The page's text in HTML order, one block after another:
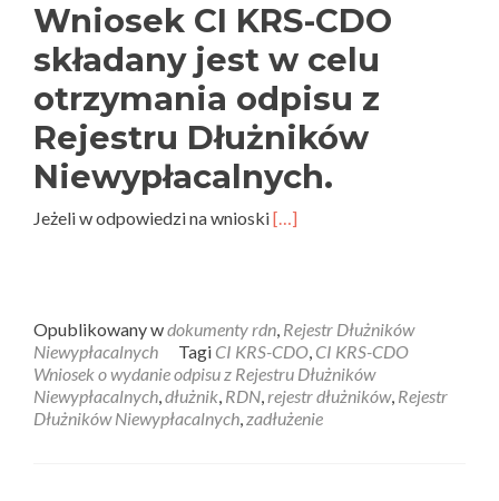
Wniosek CI KRS-CDO
składany jest w celu
otrzymania odpisu z
Rejestru Dłużników
Niewypłacalnych.
Jeżeli w odpowiedzi na wnioski[…]
Opublikowany wdokumenty rdn, Rejestr Dłużników
Niewypłacalnych
Tagi CI KRS-CDO, CI KRS-CDO
Wniosek o wydanie odpisu z Rejestru Dłużników
Niewypłacalnych,dłużnik, RDN,rejestr dłużników, Rejestr
Dłużników Niewypłacalnych,zadłużenie